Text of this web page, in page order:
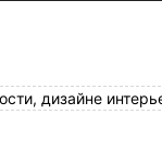
дизайне